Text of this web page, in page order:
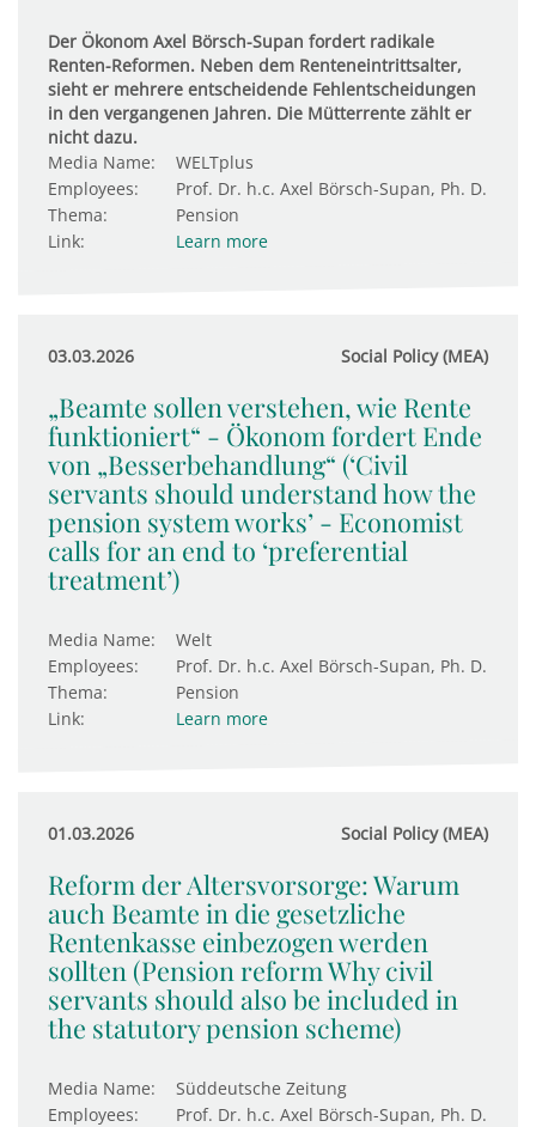
Der Ökonom Axel Börsch-Supan fordert radikale
Renten-Reformen. Neben dem Renteneintrittsalter,
sieht er mehrere entscheidende Fehlentscheidungen
in den vergangenen Jahren. Die Mütterrente zählt er
nicht dazu.
Media Name:
WELTplus
Employees:
Prof. Dr. h.c. Axel Börsch-Supan, Ph. D.
Thema:
Pension
Link:
Learn more
03.03.2026 Social Policy (MEA)
„Beamte sollen verstehen, wie Rente
funktioniert“ - Ökonom fordert Ende
von „Besserbehandlung“ (‘Civil
servants should understand how the
pension system works’ - Economist
calls for an end to ‘preferential
treatment’)
Media Name:
Welt
Employees:
Prof. Dr. h.c. Axel Börsch-Supan, Ph. D.
Thema:
Pension
Link:
Learn more
01.03.2026 Social Policy (MEA)
Reform der Altersvorsorge: Warum
auch Beamte in die gesetzliche
Rentenkasse einbezogen werden
sollten (Pension reform Why civil
servants should also be included in
the statutory pension scheme)
Media Name:
Süddeutsche Zeitung
Employees:
Prof. Dr. h.c. Axel Börsch-Supan, Ph. D.